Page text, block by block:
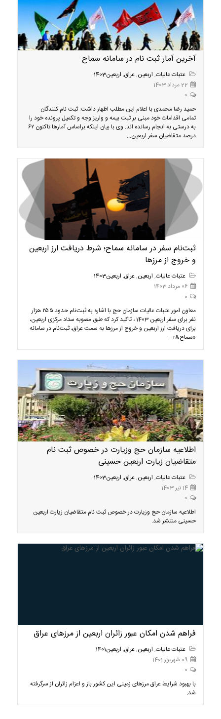
آخرین آمار ثبت نام در سامانه سماح
عتبات عالیات, اربعین,عراق, اربعین1403
22 مرداد 1403
0
حمید رضا محمدی با اعلام این مطلب اظهار داشت: ثبت نام کنندگان
تمامی اقدامات خود مبنی بر ثبت بیمه و واریز وجه و تکمیل پرونده خود را
به درستی به انجام رسانده اند. وی با بیان اینکه براساس آمارها تاکنون ۶۲
درصد متقاضیان سفر اربعین...
ثبت‌نام سفر در سامانه سماح؛ شرط دریافت ارز اربعین
و خروج از مرزها
عتبات عالیات, اربعین,عراق, اربعین1403
06 مرداد 1403
0
معاون امور عتبات عالیات سازمان حج با اشاره به ثبت‌نام حدود ۲۵۵ هزار
نفر برای سفر اربعین 1403 ، تاکید کرد که طبق مصوبه ستاد مرکزی اربعین،
برای دریافت ارز اربعین و خروج از مرزها به سمت عراق، ثبت‌نام در سامانه
«سماح&r...
اطلاعیه سازمان حج وزیارت در خصوص ثبت نام
متقاضیان زیارت اربعین حسینی
عتبات عالیات, اربعین,عراق, اربعین1403
14 تیر 1403
0
اطلاعیه سازمان حج وزیارت در خصوص ثبت نام متقاضیان زیارت اربعین
حسینی منتشر شد.
فراهم شدن امکان عبور زائران اربعین از مرز‌های عراق
عتبات عالیات, اربعین,عراق, اربعین1401
09 شهریور 1401
0
با بهبود شرایط عراق مرز‌های زمینی این کشور باز و اعزام زائران از سرگرفته
شد.